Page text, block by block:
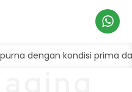
dengan kondisi prima dan